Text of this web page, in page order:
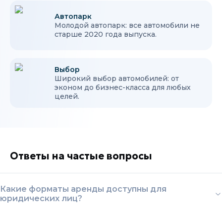
Автопарк
Молодой автопарк: все автомобили не
старше 2020 года выпуска.
Выбор
Широкий выбор автомобилей: от
эконом до бизнес-класса для любых
целей.
Ответы на частые вопросы
Какие форматы аренды доступны для
юридических лиц?